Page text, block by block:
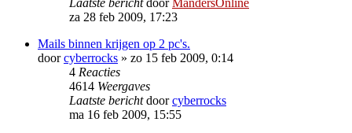
za 28 feb 2009, 17:23
Mails binnen krijgen op 2 pc's.
doorcyberrocks » zo 15 feb 2009, 0:14
4 Reacties
4614 Weergaves
Laatste berichtdoorcyberrocks
ma 16 feb 2009, 15:55